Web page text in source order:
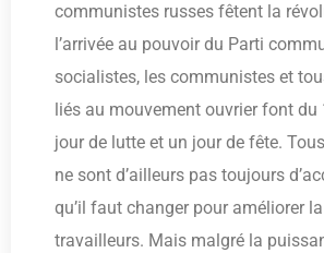
communistes russes fêtent la
l’arrivée au pouvoir du Parti
socialistes, les communistes et
liés au mouvement ouvrier font du
jour de lutte et un jour de fête.
ne sont d’ailleurs pas toujours
qu’il faut changer pour améliorer
travailleurs. Mais malgré la